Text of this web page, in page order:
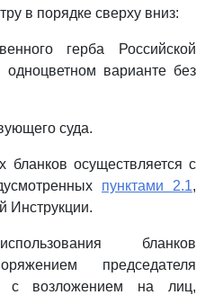
в порядке сверху вниз:
герба Российской
варианте без
суда.
осуществляется с
пунктами 2.1,
Инструкции.
бланков
председателя
с возложением на лиц,